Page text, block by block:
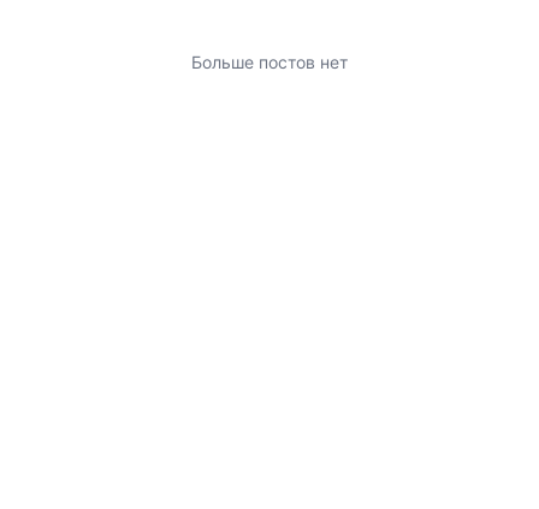
Больше постов нет